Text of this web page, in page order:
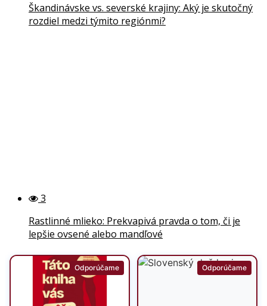
Škandinávske vs. severské krajiny: Aký je skutočný
rozdiel medzi týmito regiónmi?
3
Rastlinné mlieko: Prekvapivá pravda o tom, či je
lepšie ovsené alebo mandľové